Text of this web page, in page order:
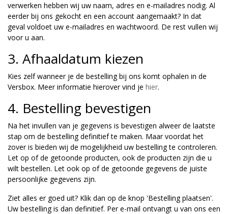
verwerken hebben wij uw naam, adres en e-mailadres nodig. Al
eerder bij ons gekocht en een account aangemaakt? In dat
geval voldoet uw e-mailadres en wachtwoord. De rest vullen wij
voor u aan.
3. Afhaaldatum kiezen
Kies zelf wanneer je de bestelling bij ons komt ophalen in de
Versbox. Meer informatie hierover vind je hier.
4. Bestelling bevestigen
Na het invullen van je gegevens is bevestigen alweer de laatste
stap om de bestelling definitief te maken. Maar voordat het
zover is bieden wij de mogelijkheid uw bestelling te controleren.
Let op of de getoonde producten, ook de producten zijn die u
wilt bestellen. Let ook op of de getoonde gegevens de juiste
persoonlijke gegevens zijn.
Ziet alles er goed uit? Klik dan op de knop 'Bestelling plaatsen'.
Uw bestelling is dan definitief. Per e-mail ontvangt u van ons een